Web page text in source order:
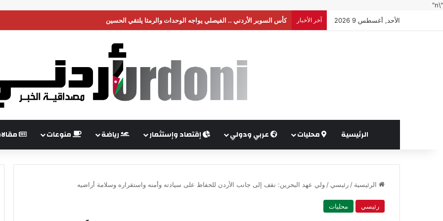
"\n"
الأحد, أغسطس 9 2026
آخر الأخبار كأس السوبر الأردني .. الفيصلي يواجه الوحدات والرمثا يلتقي الحسين
الرئيسية محليات عربي ودولي إقتصاد وإستثمار رياضة منوعات
الرئيسية / رئيسي / ولي عهد البحرين: نقف إلى جانب الأردن للحفاظ على سيادته وأمنه واستقراره وسلامة أراضيه
رئيسي محليات